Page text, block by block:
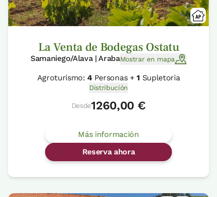
La Venta de Bodegas Ostatu
Samaniego/Alava | ArabaMostrar en mapa
Agroturismo:4 Personas +1 Supletoria
Distribución
Desde1260,00 €
Más información
Reserva ahora